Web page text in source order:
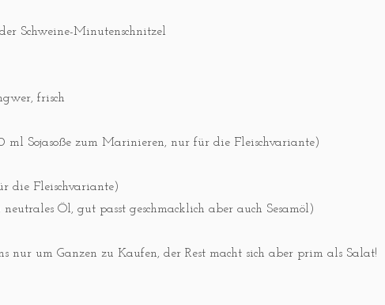
Schweine-Minutenschnitzel
frisch
ml Sojasoße zum Marinieren, nur für die Fleischvariante)
die Fleischvariante)
Öl, gut passt geschmacklich aber auch Sesamöl)
nur um Ganzen zu Kaufen, der Rest macht sich aber prim als Salat!